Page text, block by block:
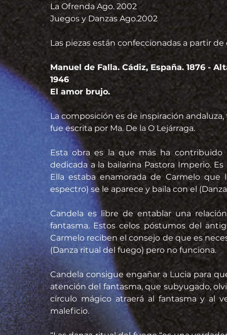
La Ofrenda Ago. 2002
Juegos y Danzas Ago.2002
Las piezas están confeccionadas a partir
Manuel de Falla. Cádiz, España. 1876 -
1946
El amor brujo.
La composición es de inspiración
fue escrita por Ma. De la O Lejárraga.
Esta obra es la que más ha
dedicada a la bailarina Pastora Imperio.
Ella estaba enamorada de Carmelo
espectro) se le aparece y baila con el
Candela es libre de entablar una
fantasma. Estos celos póstumos del
Carmelo reciben el consejo de que es
(Danza ritual del fuego) pero no funciona.
Candela consigue engañar a Lucia para
atención del fantasma, que subyugado,
círculo mágico atraerá al fantasma y al
maleficio.